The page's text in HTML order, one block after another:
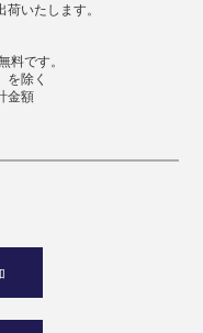
いたします。
料です。
を除く
金額